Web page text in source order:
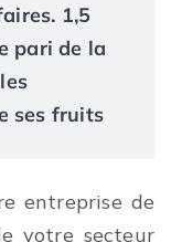
1,5
pari de la
ses fruits
entreprise de
votre secteur